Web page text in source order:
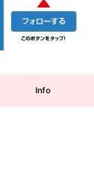
w
Info